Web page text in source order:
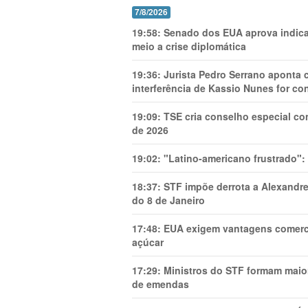
7/8/2026
19:58: Senado dos EUA aprova
meio a crise diplomática
19:36: Jurista Pedro Serrano aponta
interferência de Kassio Nunes for
19:09: TSE cria conselho especial
de 2026
19:02: "Latino-americano frustrado":
18:37: STF impõe derrota a
do 8 de Janeiro
17:48: EUA exigem vantagens
açúcar
17:29: Ministros do STF formam
de emendas